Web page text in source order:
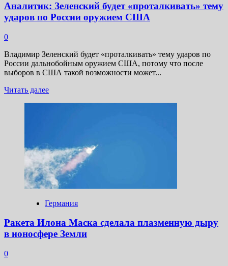
Аналитик: Зеленский будет «проталкивать» тему
ударов по России оружием США
0
Владимир Зеленский будет «проталкивать» тему ударов по
России дальнобойным оружием США, потому что после
выборов в США такой возможности может...
Читать далееПрочитать
«проталкивать»
тему
ударов
по России
оружием
США
Германия
Ракета Илона Маска сделала плазменную дыру
в ионосфере Земли
0